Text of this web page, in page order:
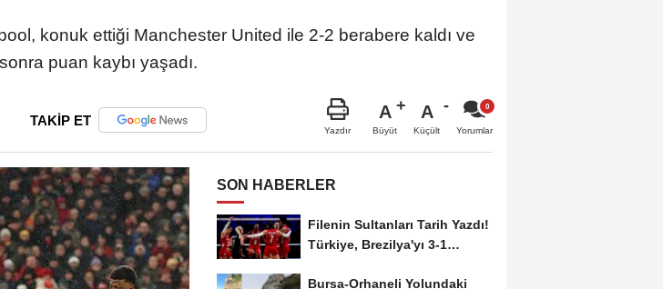
konuk ettiği Manchester United ile 2-2 berabere kaldı ve
puan kaybı yaşadı.
TAKİP ET
Yazdır
A
Büyüt
A
Küçült Yorumlar
SON HABERLER
Filenin Sultanları Tarih Yazdı!
Türkiye, Brezilya'yı 3-1
Bursa-Orhaneli Yolundaki